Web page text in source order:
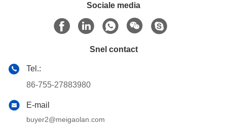
Sociale media
Snel contact
Tel.:
86-755-27883980
E-mail
buyer2@meigaolan.com